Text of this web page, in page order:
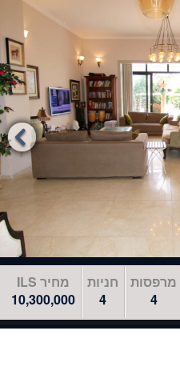
מרפסות
4
חניות
4
מחיר ILS
10,300,000
